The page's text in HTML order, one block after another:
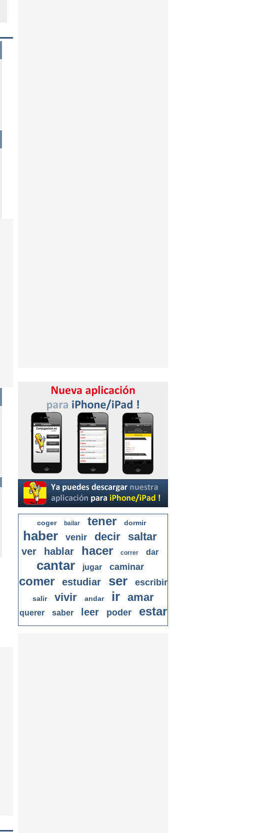
coger bailar tener dormir
haber venir decir saltar
ver hablar hacer correr dar
cantar jugar caminar
comer estudiar ser escribir
salir vivir andar ir amar
querer saber leer poder estar